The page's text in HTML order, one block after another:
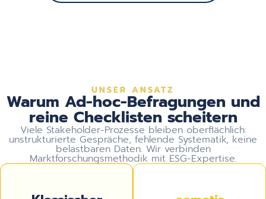
UNSER ANSATZ
Warum Ad-hoc-Befragungen und
reine Checklisten scheitern
Viele Stakeholder-Prozesse bleiben oberflächlich:
unstrukturierte Gespräche, fehlende Systematik, keine
belastbaren Daten. Wir verbinden
Marktforschungsmethodik mit ESG-Expertise.